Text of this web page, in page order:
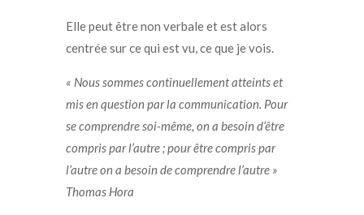
Elle peut être non verbale et est alors
centrée sur ce qui est vu, ce que je vois.
« Nous sommes continuellement atteints et
mis en question par la communication. Pour
se comprendre soi-même, on a besoin d’être
compris par l’autre ; pour être compris par
l’autre on a besoin de comprendre l’autre »
Thomas Hora